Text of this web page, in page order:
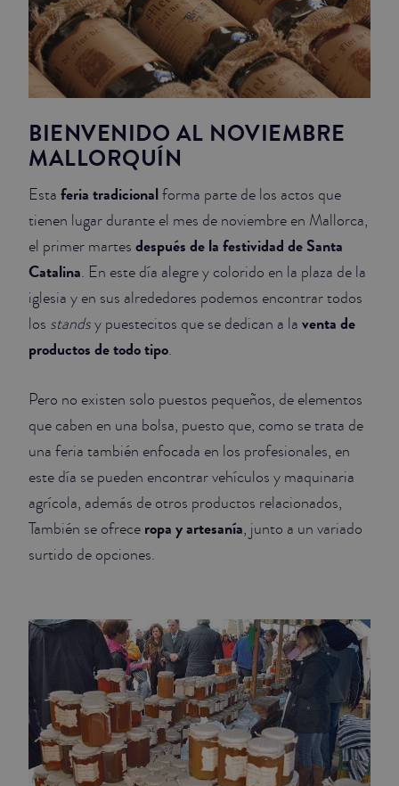
BIENVENIDO AL NOVIEMBRE
MALLORQUÍN
Esta feria tradicionalforma parte de los actos que
tienen lugar durante el mes de noviembre en Mallorca,
el primer martes después de la festividad de Santa
Catalina. En este día alegre y colorido en la plaza de la
iglesia y en sus alrededores podemos encontrar todos
los standsy puestecitos que se dedican a la venta de
productos de todo tipo.
Pero no existen solo puestos pequeños, de elementos
que caben en una bolsa, puesto que, como se trata de
una feria también enfocada en los profesionales, en
este día se pueden encontrar vehículos y maquinaria
agrícola, además de otros productos relacionados,
También se ofrece ropa y artesanía, junto a un variado
surtido de opciones.